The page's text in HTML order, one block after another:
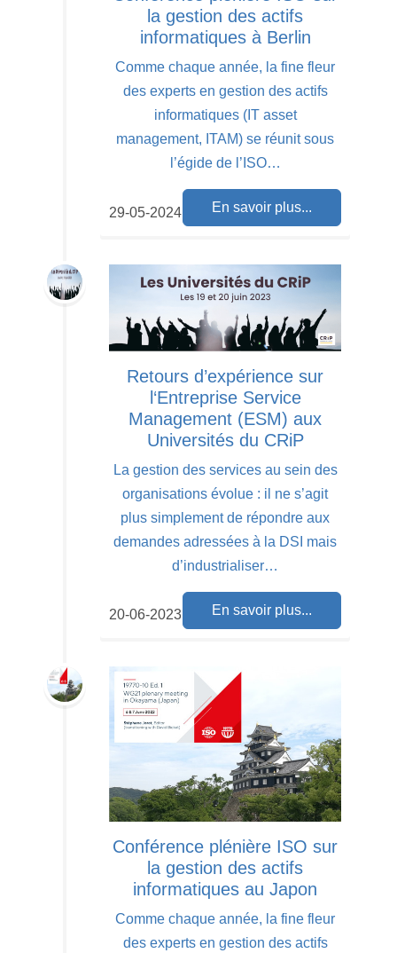
la gestion des actifs
informatiques à Berlin
Comme chaque année, la fine fleur
des experts en gestion des actifs
informatiques (IT asset
management, ITAM) se réunit sous
l’égide de l’ISO…
En savoir plus...
29-05-2024
Retours d’expérience sur
l‘Entreprise Service
Management (ESM) aux
Universités du CRiP
La gestion des services au sein des
organisations évolue : il ne s’agit
plus simplement de répondre aux
demandes adressées à la DSI mais
d’industrialiser…
En savoir plus...
20-06-2023
Conférence plénière ISO sur
la gestion des actifs
informatiques au Japon
Comme chaque année, la fine fleur
des experts en gestion des actifs